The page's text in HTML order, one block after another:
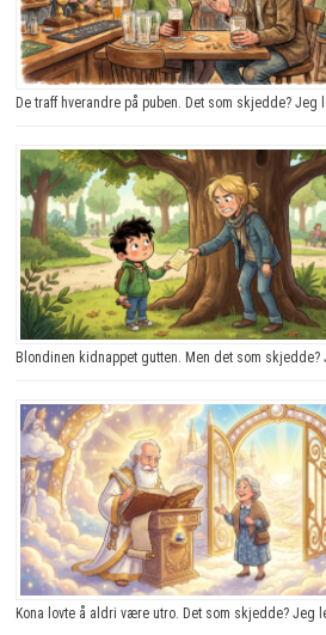
De traff hverandre på puben. Det som skjedde? Jeg
Blondinen kidnappet gutten. Men det som
Kona lovte å aldri være utro. Det som skjedde? Jeg